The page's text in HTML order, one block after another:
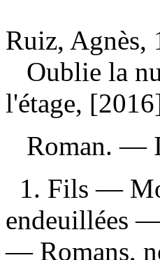
Ruiz, Agnès,
Oublie la
l'étage,
Roman. —
1. Fils —
endeuillées
— Romans,